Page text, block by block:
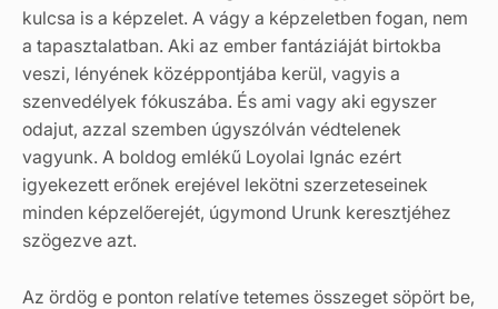
kulcsa is a képzelet. A vágy a képzeletben fogan, nem
a tapasztalatban. Aki az ember fantáziáját birtokba
veszi, lényének középpontjába kerül, vagyis a
szenvedélyek fókuszába. És ami vagy aki egyszer
odajut, azzal szemben úgyszólván védtelenek
vagyunk. A boldog emlékű Loyolai Ignác ezért
igyekezett erőnek erejével lekötni szerzeteseinek
minden képzelőerejét, úgymond Urunk keresztjéhez
szögezve azt.
Az ördög e ponton relatíve tetemes összeget söpört be,